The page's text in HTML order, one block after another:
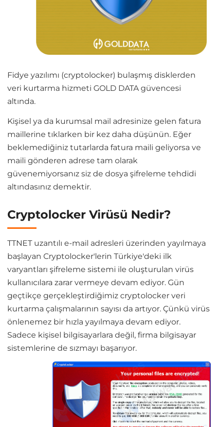
Fidye yazılımı (cryptolocker) bulaşmış disklerden
veri kurtarma hizmeti GOLD DATA güvencesi
altında.
Kişisel ya da kurumsal mail adresinize gelen fatura
maillerine tıklarken bir kez daha düşünün. Eğer
beklemediğiniz tutarlarda fatura maili geliyorsa ve
maili gönderen adrese tam olarak
güvenemiyorsanız siz de dosya şifreleme tehdidi
altındasınız demektir.
Cryptolocker Virüsü Nedir?
TTNET uzantılı e-mail adresleri üzerinden yayılmaya
başlayan Cryptolocker'lerin Türkiye'deki ilk
varyantları şifreleme sistemi ile oluşturulan virüs
kullanıcılara zarar vermeye devam ediyor. Gün
geçtikçe gerçekleştirdiğimiz cryptolocker veri
kurtarma çalışmalarının sayısı da artıyor. Çünkü virüs
önlenemez bir hızla yayılmaya devam ediyor.
Sadece kişisel bilgisayarlara değil, firma bilgisayar
sistemlerine de sızmayı başarıyor.